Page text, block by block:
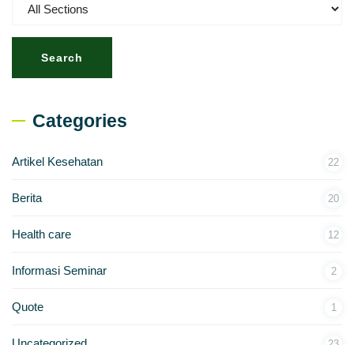
Search
Categories
Artikel Kesehatan 22
Berita 20
Health care 12
Informasi Seminar 2
Quote 1